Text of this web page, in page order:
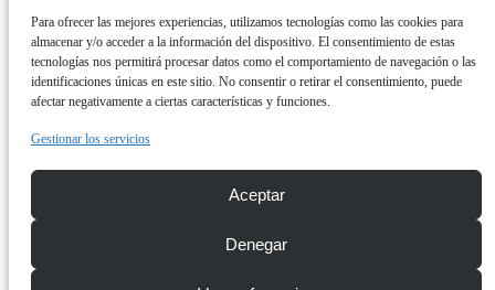
Para ofrecer las mejores experiencias, utilizamos tecnologías como las cookies para
almacenar y/o acceder a la información del dispositivo. El consentimiento de estas
tecnologías nos permitirá procesar datos como el comportamiento de navegación o las
identificaciones únicas en este sitio. No consentir o retirar el consentimiento, puede
afectar negativamente a ciertas características y funciones.
Gestionar los servicios
Aceptar
Denegar
ÍNDICE
Tienda
Personaliza
Contacto
INFORMACIÓN
Descarga dossier